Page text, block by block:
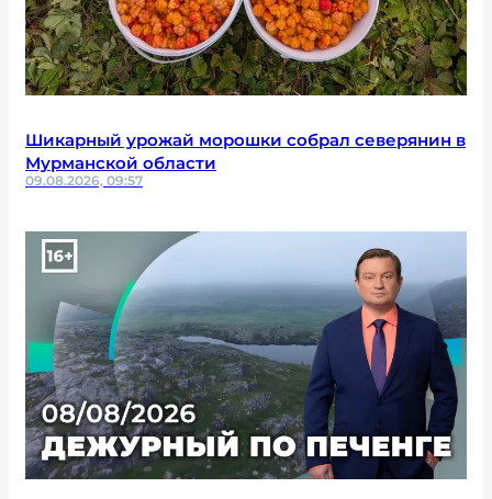
Шикарный урожай морошки собрал северянин в
Мурманской области
09.08.2026, 09:57